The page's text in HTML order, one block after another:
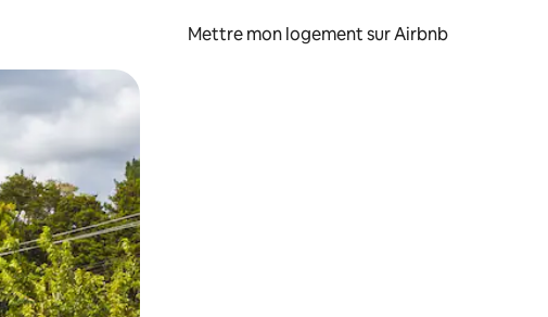
Mettre mon logement sur Airbnb